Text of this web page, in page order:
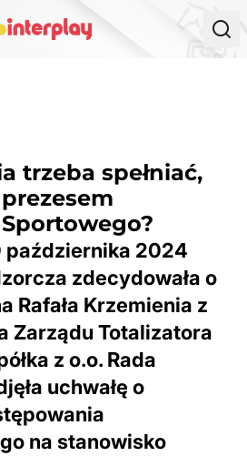
trzeba spełniać,
października 2024
zdecydowała o
Rafała Krzemienia z
Zarządu Totalizatora
z o.o. Rada
uchwałę o
na stanowisko